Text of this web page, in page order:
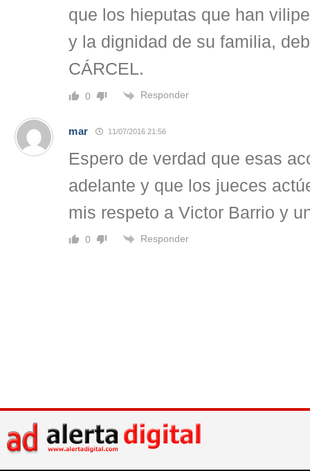
que los hieputas que han
y la dignidad de su familia,
CÁRCEL.
0 Responder
mar 11/07/2016 21:56
Espero de verdad que esas
adelante y que los jueces
mis respeto a Victor Barrio y
0 Responder